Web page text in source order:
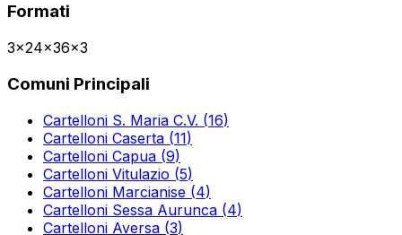
Formati
3x24x36x3
Comuni Principali
Cartelloni S. Maria C.V. (16)
Cartelloni Caserta (11)
Cartelloni Capua (9)
Cartelloni Vitulazio (5)
Cartelloni Marcianise (4)
Cartelloni Sessa Aurunca (4)
Cartelloni Aversa (3)